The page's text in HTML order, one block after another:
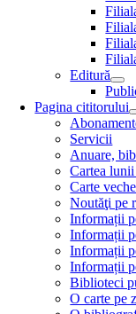
Editură
Pagina cititorului
Servicii
Anuare,
Cartea
Carte
Noutăţi pe
Informații
Informații
Informații
Informații
Biblioteci
O carte pe